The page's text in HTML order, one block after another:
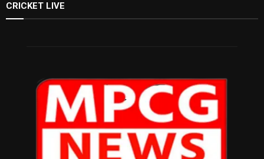
CRICKET LIVE